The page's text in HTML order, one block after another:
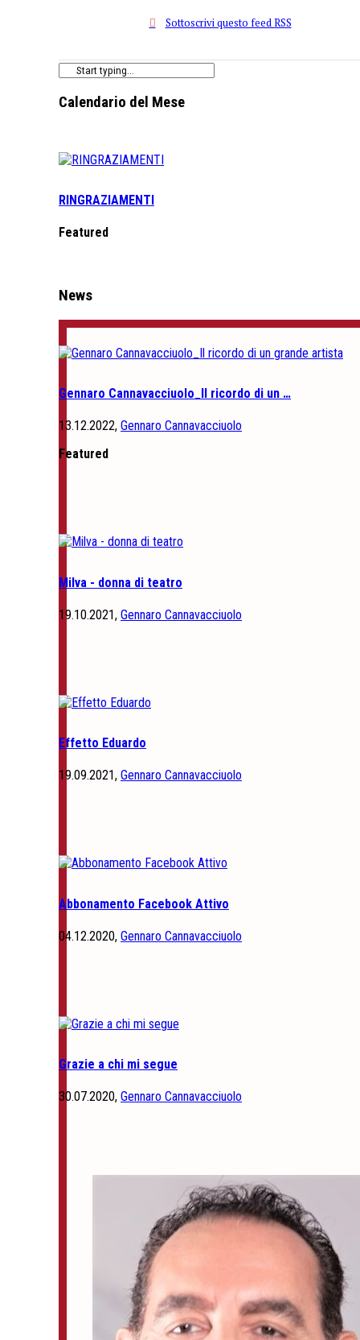
Sottoscrivi questo feed RSS
Calendario del Mese
RINGRAZIAMENTI
Featured
News
Gennaro Cannavacciuolo_Il ricordo di un …
13.12.2022, Gennaro Cannavacciuolo
Featured
Milva - donna di teatro
19.10.2021, Gennaro Cannavacciuolo
Effetto Eduardo
19.09.2021, Gennaro Cannavacciuolo
Abbonamento Facebook Attivo
04.12.2020, Gennaro Cannavacciuolo
Grazie a chi mi segue
30.07.2020, Gennaro Cannavacciuolo